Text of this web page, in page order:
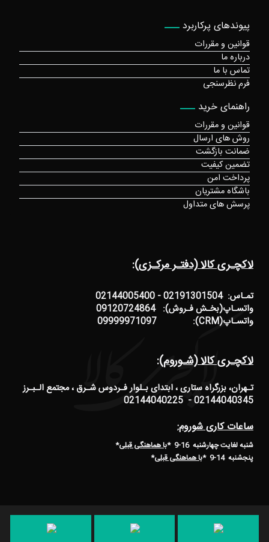
لاکچـری کالا (دفتـر مرکـزی):
تمـاس: 02191301504 - 02144005400
واتسـاپ(بخـش فـروش): 09120724864
واتسـاپ(CRM): 09999971097
لاکچـری کالا (شـوروم):
تـهران، بزرگراه ستاری ، ابتدای بـلوار فـردوس شـرق ، مجتمع الـبـرز
02144040345 - 02144040225
ساعات کاری شوروم:
شنبه لغایت چهارشنبه 16-9 * با هماهنگی قبلی*
پنجشنبه 14-9
*با هماهنگی قبلی*
پیوندهای پرکاربرد
قوانین و مقررات
درباره ما
تماس با ما
فرم نظرسنجی
راهنمای خرید
قوانین و مقررات
روش های ارسال
ضمانت بازگشت
تضمین کیفیت
پرداخت امن
باشگاه مشتریان
پرسش های متداول